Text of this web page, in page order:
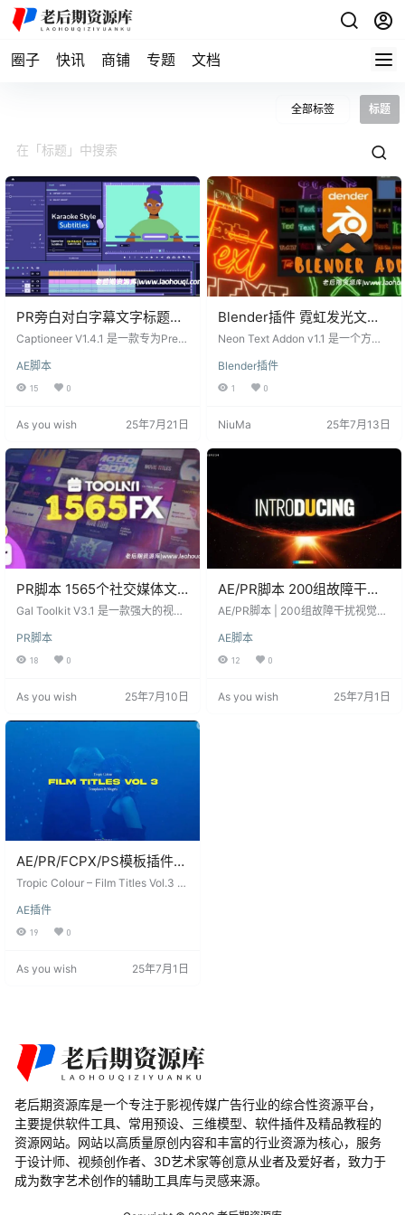
圈子 快讯 商铺 专题 文档
全部标签 标题
PR旁白对白字幕文字标题动
画生成脚本 Captioneer
Captioneer V1.4.1 是一款专为Prem
松地创建动画字幕。用户可以在Pre
miere Pro的文本面板中转录和编辑
该脚本适用于希望在视频中添加高
创作者。 功能特点 快速创建动画字
幕：在Premiere Pro的文本面板中
转录和编辑字幕，快速生成动…
AE脚本
15 0
As you wish 25年7月21日
Blender插件 霓虹发光文字
标题效果 Neon Text Addon
Neon Text Addon v1.1 是一个方便
霓虹灯文字效果。该插件具有简单
的设置参数，使您能够快速创建霓
是尝试制作出色动画，该插件都能
用： Neon Text Addon v1.1 提供了
Blender插件
1 0
NiuMa 25年7月13日
PR脚本 1565个社交媒体文
字标题排版视频转场叠加特
V3.1
Gal Toolkit V3.1 是一款强大的视频
种效果、过渡、标题、调色、分
屏、叠加和元素等预设，旨在增强
视频编辑的效率和质量。无论您是
视频、广告、音乐视频、婚礼、纪
赛事，Gal Toolkit V3.1 都能满足您
容： Gal Toolkit V3.1 包含了多种
类…
PR脚本
18 0
As you wish 25年7月10日
AE/PR脚本 200组故障干扰
视觉效果及文字标题动画
AE/PR脚本 | 200组故障干扰视觉效
s & Titles Glitch Transitions & Title
s 是一套强大的AE/PR脚本，提供了
200组带有音效的独特预设，旨在增
剪辑，并为你的项目添加引人注目
AE脚本
12 0
As you wish 25年7月1日
AE/PR/FCPX/PS模板插件
20组电影文字标题排版视觉
Titles Vol.3
Tropic Colour – Film Titles Vol.3 是
觉设计的AE/PR/FCPX/PS模板插
件。这些标题设计坚固耐用，适用
于横屏和竖屏，可在After Effects C
p、Final Cut Pro 10.6+等您选择的
AE插件
19 0
As you wish 25年7月1日
老后期资源库是一个专注于影视传媒广告行业的综合性资源平台，
主要提供软件工具、常用预设、三维模型、软件插件及精品教程的
资源网站。网站以高质量原创内容和丰富的行业资源为核心，服务
于设计师、视频创作者、3D艺术家等创意从业者及爱好者，致力于
成为数字艺术创作的辅助工具库与灵感来源。